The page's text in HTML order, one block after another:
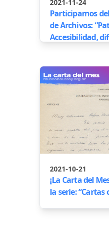
2021-11-24
Participamos
de Archivos:
Accesibilidad,
2021-10-21
¡La Carta del
la serie: “Cartas